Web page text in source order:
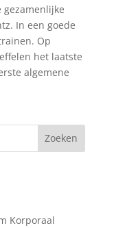
gezamenlijke
In een goede
Op
het laatste
algemene
Korporaal